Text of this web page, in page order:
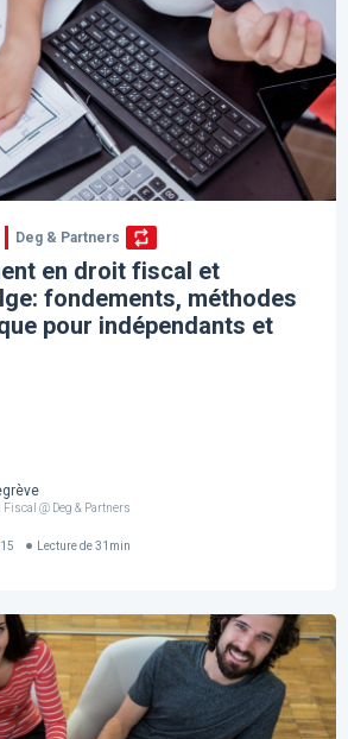
Deg & Partners
en droit fiscal et
fondements, méthodes
pour indépendants et
@ Deg & Partners
Lecture de 31 min